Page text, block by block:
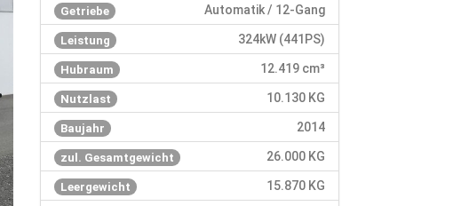
Getriebe Automatik / 12-Gang
Leistung 324kW (441PS)
Hubraum 12.419 cm³
Nutzlast 10.130 KG
Baujahr 2014
zul. Gesamtgewicht 26.000 KG
Leergewicht 15.870 KG